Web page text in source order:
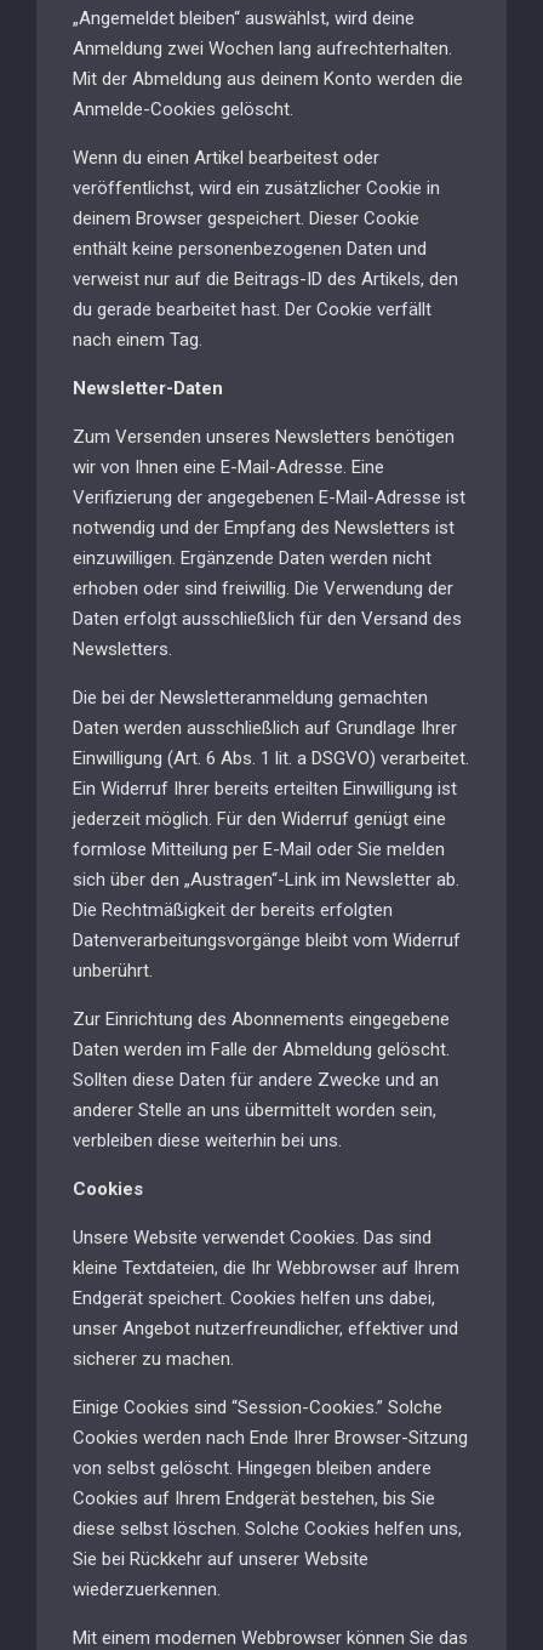
„Angemeldet bleiben“ auswählst, wird deine
Anmeldung zwei Wochen lang aufrechterhalten.
Mit der Abmeldung aus deinem Konto werden die
Anmelde-Cookies gelöscht.
Wenn du einen Artikel bearbeitest oder
veröffentlichst, wird ein zusätzlicher Cookie in
deinem Browser gespeichert. Dieser Cookie
enthält keine personenbezogenen Daten und
verweist nur auf die Beitrags-ID des Artikels, den
du gerade bearbeitet hast. Der Cookie verfällt
nach einem Tag.
Newsletter-Daten
Zum Versenden unseres Newsletters benötigen
wir von Ihnen eine E-Mail-Adresse. Eine
Verifizierung der angegebenen E-Mail-Adresse ist
notwendig und der Empfang des Newsletters ist
einzuwilligen. Ergänzende Daten werden nicht
erhoben oder sind freiwillig. Die Verwendung der
Daten erfolgt ausschließlich für den Versand des
Newsletters.
Die bei der Newsletteranmeldung gemachten
Daten werden ausschließlich auf Grundlage Ihrer
Einwilligung (Art. 6 Abs. 1 lit. a DSGVO) verarbeitet.
Ein Widerruf Ihrer bereits erteilten Einwilligung ist
jederzeit möglich. Für den Widerruf genügt eine
formlose Mitteilung per E-Mail oder Sie melden
sich über den „Austragen“-Link im Newsletter ab.
Die Rechtmäßigkeit der bereits erfolgten
Datenverarbeitungsvorgänge bleibt vom Widerruf
unberührt.
Zur Einrichtung des Abonnements eingegebene
Daten werden im Falle der Abmeldung gelöscht.
Sollten diese Daten für andere Zwecke und an
anderer Stelle an uns übermittelt worden sein,
verbleiben diese weiterhin bei uns.
Cookies
Unsere Website verwendet Cookies. Das sind
kleine Textdateien, die Ihr Webbrowser auf Ihrem
Endgerät speichert. Cookies helfen uns dabei,
unser Angebot nutzerfreundlicher, effektiver und
sicherer zu machen.
Einige Cookies sind “Session-Cookies.” Solche
Cookies werden nach Ende Ihrer Browser-Sitzung
von selbst gelöscht. Hingegen bleiben andere
Cookies auf Ihrem Endgerät bestehen, bis Sie
diese selbst löschen. Solche Cookies helfen uns,
Sie bei Rückkehr auf unserer Website
wiederzuerkennen.
Mit einem modernen Webbrowser können Sie das